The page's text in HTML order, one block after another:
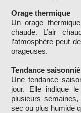
Orage thermique
Un orage
chaude. L’air
l’atmosphère peut
orageuses.
Tendance
Une tendance
jour. Elle indique
plusieurs
sec ou plus humide